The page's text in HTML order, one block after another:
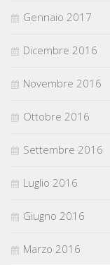
Gennaio 2017
Dicembre 2016
Novembre 2016
Ottobre 2016
Settembre 2016
Luglio 2016
Giugno 2016
Marzo 2016